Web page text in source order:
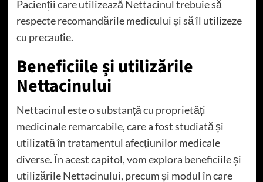
Pacienții care utilizează Nettacinul trebuie să
respecte recomandările medicului și să îl utilizeze
cu precauție.
Beneficiile și utilizările
Nettacinului
Nettacinul este o substanță cu proprietăți
medicinale remarcabile, care a fost studiată și
utilizată în tratamentul afecțiunilor medicale
diverse. În acest capitol, vom explora beneficiile și
utilizările Nettacinului, precum și modul în care